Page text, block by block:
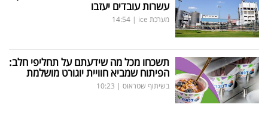
עשרות עובדים יעזבו
מערכת ice |
14:54
תשכחו מכל מה שידעתם על תחליפי חלב:
הפיתוח שמביא חוויית יוגורט מושלמת
בשיתוף שטראוס |
10:23